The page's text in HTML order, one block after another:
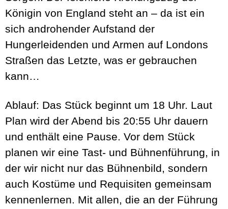
Königin von England steht an – da ist ein
sich androhender Aufstand der
Hungerleidenden und Armen auf Londons
Straßen das Letzte, was er gebrauchen
kann…
Ablauf: Das Stück beginnt um 18 Uhr. Laut
Plan wird der Abend bis 20:55 Uhr dauern
und enthält eine Pause. Vor dem Stück
planen wir eine Tast- und Bühnenführung, in
der wir nicht nur das Bühnenbild, sondern
auch Kostüme und Requisiten gemeinsam
kennenlernen. Mit allen, die an der Führung